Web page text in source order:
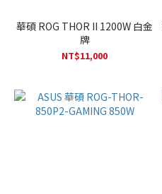
華碩 ROG THOR II 1200W 白金
牌
NT$11,000